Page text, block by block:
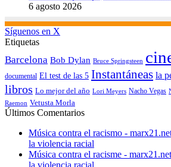
6 agosto 2026
Síguenos en X
Etiquetas
Barcelona Bob Dylan Bruce Springsteen
documental El test de las 5 Instantáneas la
libros Lo mejor del año Lori Meyers Nacho Vegas
Raemon Vetusta Morla
Últimos Comentarios
Música contra el racismo -
la violencia racial
Música contra el racisme - marx21.net